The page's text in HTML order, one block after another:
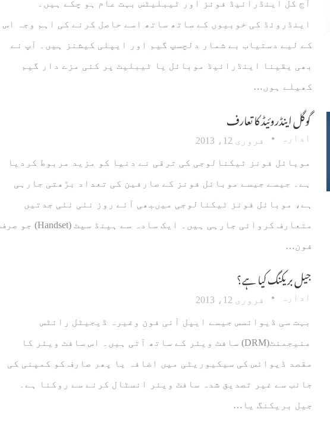
آج کل اینڈرائیڈ فونز اور ٹیبلیٹس بہت عام ہو چکے ہیں۔
اینڈروئڈ کی خوبیوں کے ساتھ ساتھ اسے حاصل کرنے کی اہم وجہ اس
کے لیے دستیاب بے شمار دلچسپ گیم اور ایپلی کیشنز ہیں۔ آپ نے
بھی یقینا اینڈرائیڈ موبائل یا ٹیبلیٹ پر کئی مزے دار گیم
کھیلے ہوں…
گوگل اینڈروئیڈ کا تعارف
ادارہ فروری 12، 2013
موبائل فونز ٹیکنالوجی کی ترقی نے دنیا کو مزید مربوط کردیا
ہے۔ جیسے جیسے موبائل فونز کے صارفین کی تعداد بڑھتی جارہی
ہے، موبائل فونز ٹیکنالوجی میںبھی آئے روز نئی نئی جدتیں
متعارف کروائی جارہی ہیں۔ ایک سادہ سے ہینڈ سیٹ (Handset) جو صرف
فون…
جیل بریکنگ کیا ہے؟
ادارہ فروری 12، 2013
بہت سی ڈیوائسس جیسے ایپل آئی فون وغیرہ ڈیجیٹل رائٹس
منیجمنٹ(DRM) سافٹ ویئر کے ساتھ آتی ہیں۔ اس سافٹ ویئر کا
مقصد ڈیوائس کی سیکیوریٹی میں اضافہ یا پھر صارف کو کمپنی کی
جانب سے غیر تصدیق شدہ سافٹ ویئر انسٹال کرنے سے روکنا ہے۔
جیل بریکنگ یا…